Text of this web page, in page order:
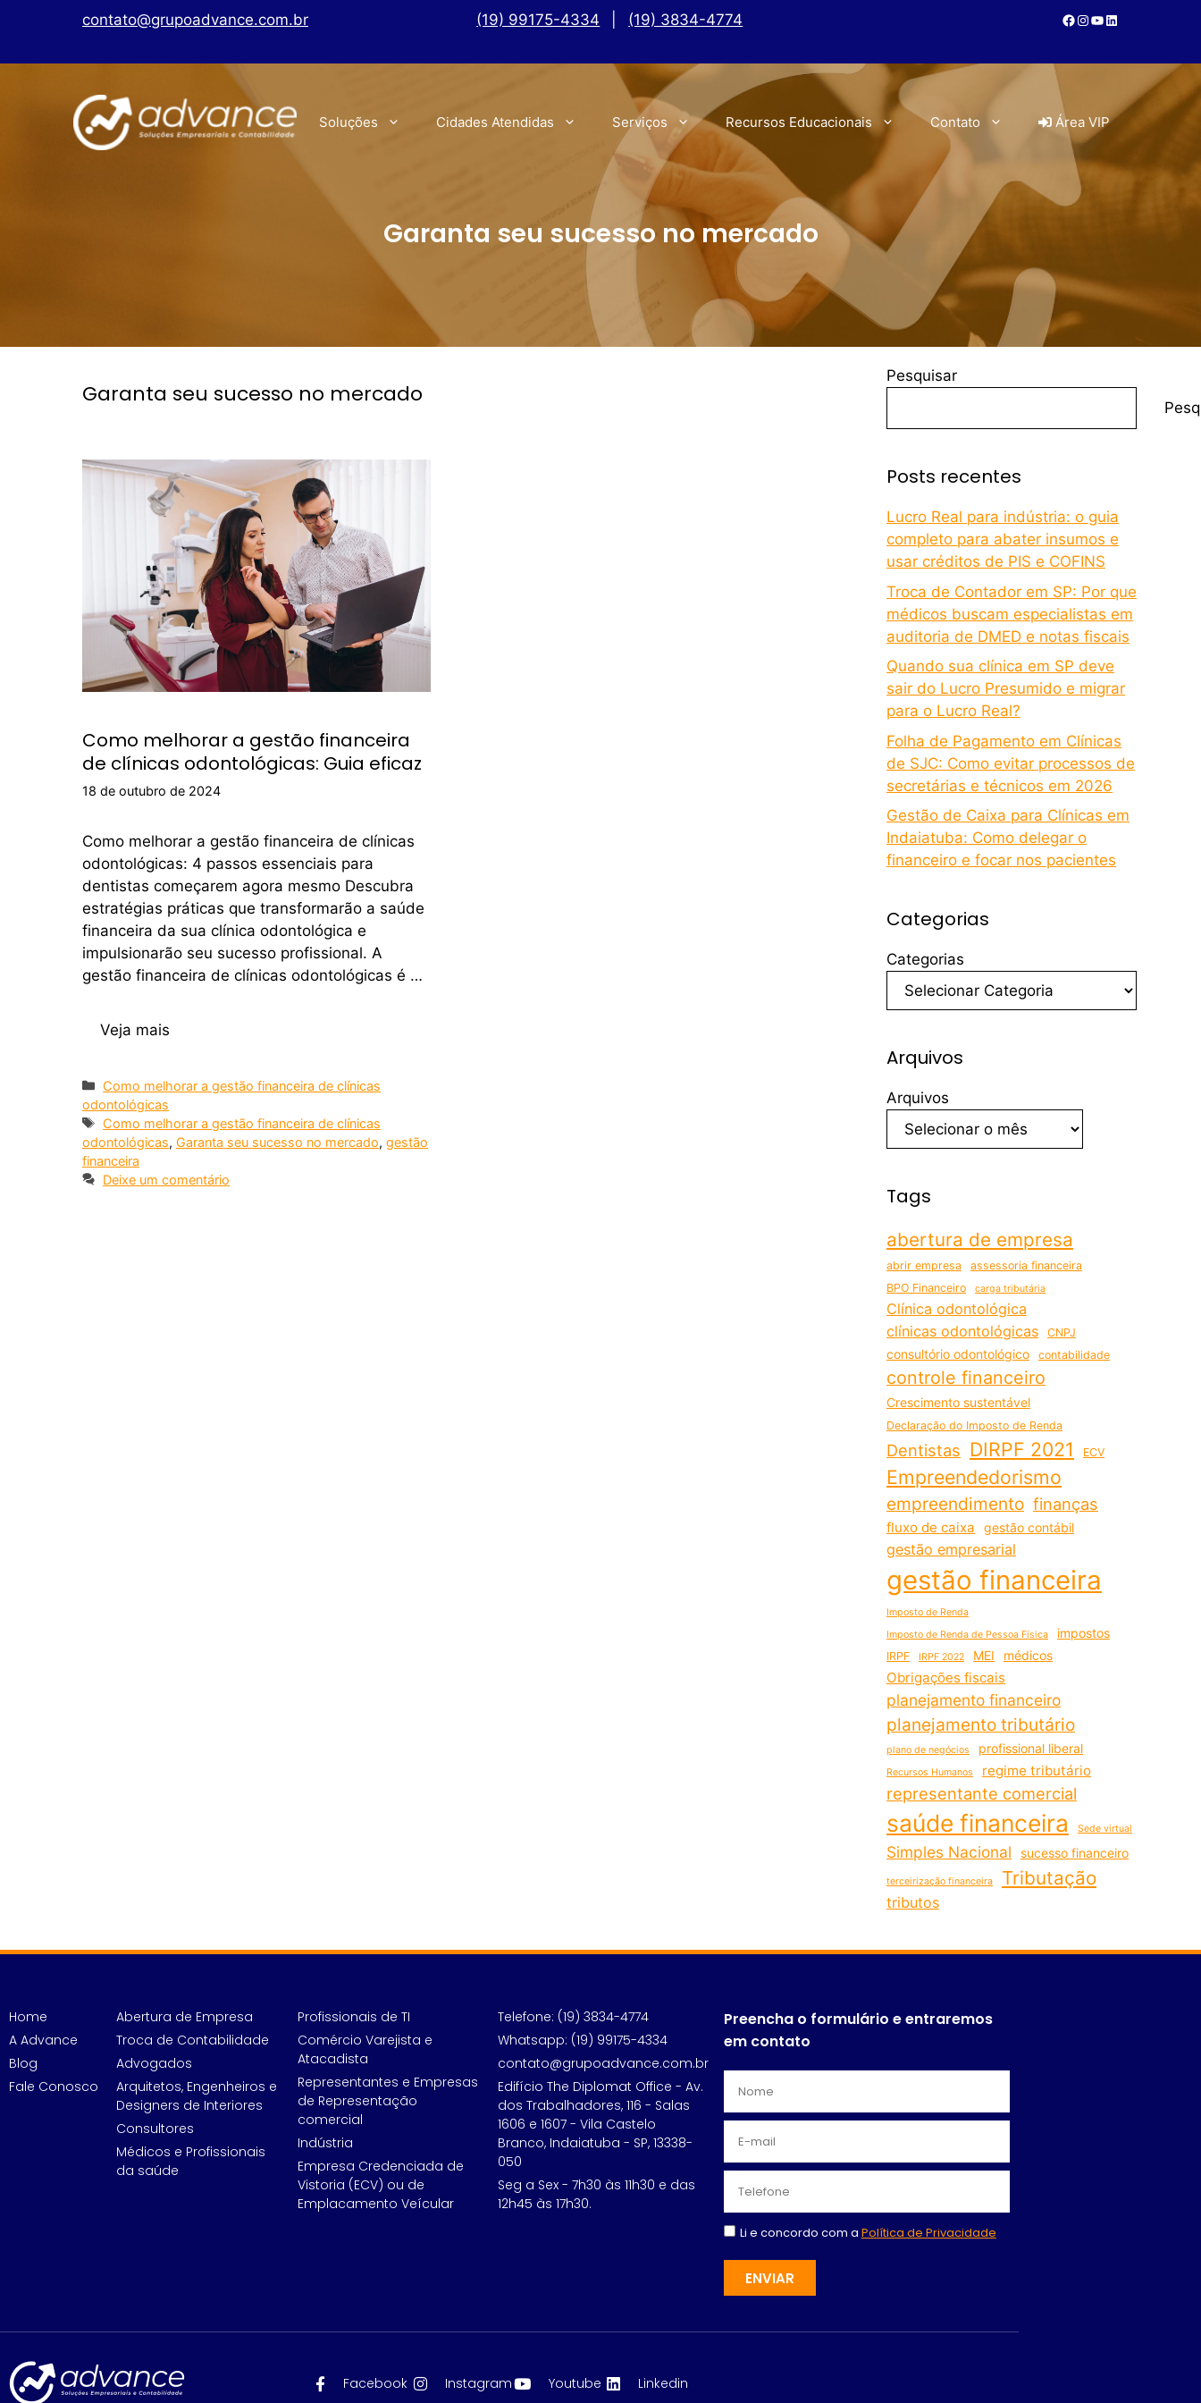
contato@grupoadvance.com.br (19) 99175-4334 (19) 3834-4774
Soluções Cidades Atendidas Serviços Recursos Educacionais Contato Área VIP
Garanta seu sucesso no mercado
Garanta seu sucesso no mercado
Como melhorar a gestão financeira
de clínicas odontológicas: Guia eficaz
18 de outubro de 2024
Como melhorar a gestão financeira de clínicas
odontológicas: 4 passos essenciais para
dentistas começarem agora mesmo Descubra
estratégias práticas que transformarão a saúde
financeira da sua clínica odontológica e
impulsionarão seu sucesso profissional. A
gestão financeira de clínicas odontológicas é …
Veja mais
Como melhorar a gestão financeira de clínicas
odontológicas
Como melhorar a gestão financeira de clínicas
odontológicas, Garanta seu sucesso no mercado, gestão
financeira
Deixe um comentário
Pesquisar
Posts recentes
Lucro Real para indústria: o guia
completo para abater insumos e
usar créditos de PIS e COFINS
Troca de Contador em SP: Por que
médicos buscam especialistas em
auditoria de DMED e notas fiscais
Quando sua clínica em SP deve
sair do Lucro Presumido e migrar
para o Lucro Real?
Folha de Pagamento em Clínicas
de SJC: Como evitar processos de
secretárias e técnicos em 2026
Gestão de Caixa para Clínicas em
Indaiatuba: Como delegar o
financeiro e focar nos pacientes
Categorias
Categorias
Arquivos
Arquivos
Tags
abertura de empresa
abrir empresa
assessoria financeira
BPO Financeiro
carga tributária
Clínica odontológica
clínicas odontológicas
CNPJ
consultório odontológico contabilidade
controle financeiro
Crescimento sustentável
Declaração do Imposto de Renda
Dentistas DIRPF 2021 ECV
Empreendedorismo
empreendimento finanças
fluxo de caixa gestão contábil
gestão empresarial
gestão financeira
Imposto de Renda
Imposto de Renda de Pessoa Física
impostos
IRPF IRPF 2022 MEI médicos
Obrigações fiscais
planejamento financeiro
planejamento tributário
plano de negócios profissional liberal
Recursos Humanos regime tributário
representante comercial
saúde financeira Sede virtual
Simples Nacional sucesso financeiro
terceirização financeira Tributação
tributos
Home
A Advance
Blog
Fale Conosco
Abertura de Empresa
Troca de Contabilidade
Advogados
Arquitetos, Engenheiros e
Designers de Interiores
Consultores
Médicos e Profissionais
da saúde
Profissionais de TI
Comércio Varejista e
Atacadista
Representantes e Empresas
de Representação
comercial
Indústria
Empresa Credenciada de
Vistoria (ECV) ou de
Emplacamento Veícular
Telefone: (19) 3834-4774
Whatsapp: (19) 99175-4334
contato@grupoadvance.com.br
Edifício The Diplomat Office - Av.
dos Trabalhadores, 116 - Salas
1606 e 1607 - Vila Castelo
Branco, Indaiatuba - SP, 13338-
050
Seg a Sex - 7h30 às 11h30 e das
12h45 às 17h30.
Preencha o formulário e entraremos
em contato
Li e concordo com a Política de Privacidade
ENVIAR
Facebook Instagram Youtube Linkedin